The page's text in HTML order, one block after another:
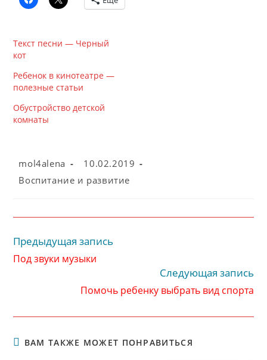
Текст песни — Черный
кот
Ребенок в кинотеатре —
полезные статьи
Обустройство детской
комнаты
Автор
mol4alena
Запись
10.02.2019
Рубрика
Воспитание и развитие
Читать
статьи
Предыдущая запись
Под звуки музыки
Следующая запись
Помочь ребенку выбрать вид спорта
ВАМ ТАКЖЕ МОЖЕТ ПОНРАВИТЬСЯ